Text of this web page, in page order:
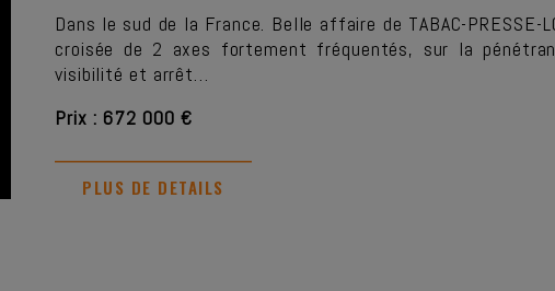
Dans le sud de la France. Belle affaire de TABAC-PRESSE-
croisée de 2 axes fortement fréquentés, sur la
visibilité et arrêt…
Prix : 672 000 €
PLUS DE DETAILS